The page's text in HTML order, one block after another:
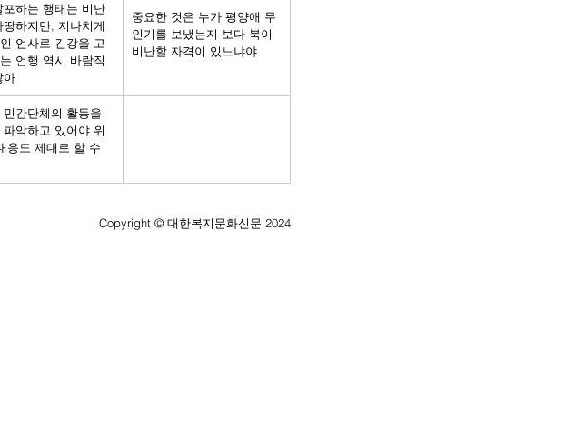
포하는 행태는 비난
땅하지만, 지나치게
언사로 긴강을 고
언행 역시 바람직
아
중요한 것은 누가 평양애 무
인기를 보냈는지 보다 북이
비난할 자격이 있느냐야
민간단체의 활동을
파악하고 있어야 위
응도 제대로 할 수
Copyright © 대한복지문화신문 2024